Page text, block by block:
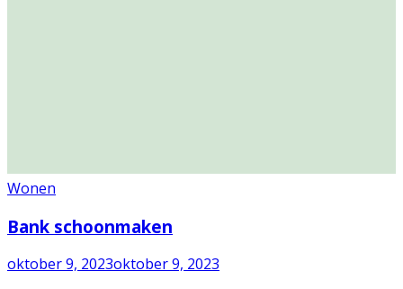
Wonen
Bank schoonmaken
oktober 9, 2023oktober 9, 2023